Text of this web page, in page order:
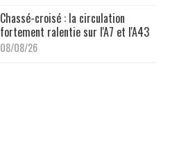
Chassé-croisé : la circulation
fortement ralentie sur l'A7 et l'A43
08/08/26